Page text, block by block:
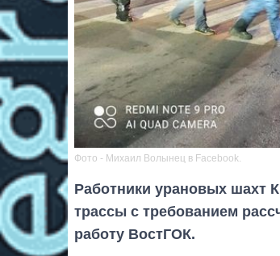
Фото - Михаил Волынец в Facebook.
Работники урановых шахт
трассы с требованием
работу ВостГОК.